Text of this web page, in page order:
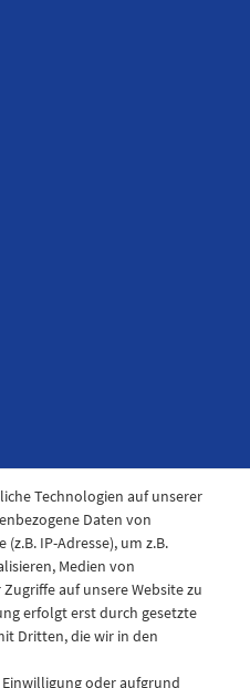
Technologien auf unserer
Daten von
IP-Adresse), um z.B.
Medien von
auf unsere Website zu
erfolgt erst durch gesetzte
Dritten, die wir in den
oder aufgrund